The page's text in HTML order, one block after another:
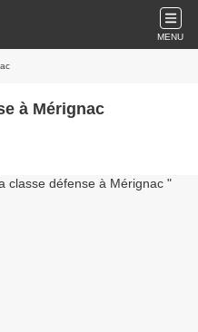
MENU
à Mérignac